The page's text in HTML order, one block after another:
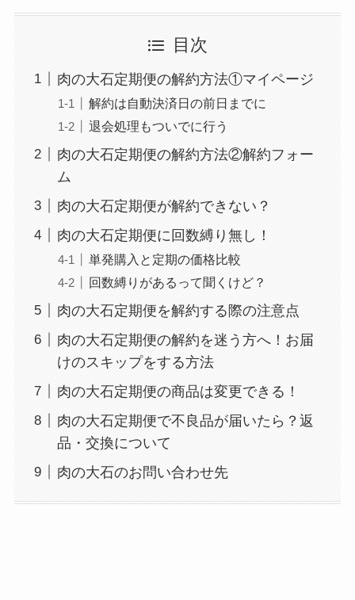
目次
肉の大石定期便の解約方法①マイページ
解約は自動決済日の前日までに
退会処理もついでに行う
肉の大石定期便の解約方法②解約フォー
ム
肉の大石定期便が解約できない？
肉の大石定期便に回数縛り無し！
単発購入と定期の価格比較
回数縛りがあるって聞くけど？
肉の大石定期便を解約する際の注意点
肉の大石定期便の解約を迷う方へ！お届
けのスキップをする方法
肉の大石定期便の商品は変更できる！
肉の大石定期便で不良品が届いたら？返
品・交換について
肉の大石のお問い合わせ先